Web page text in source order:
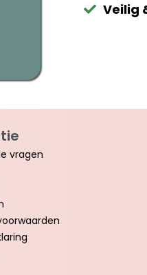
Veilig
vragen